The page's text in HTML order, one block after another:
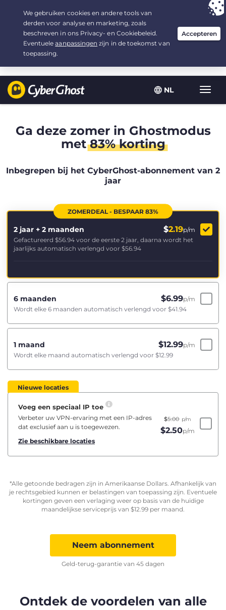
NL
Uw keuze:de beste aanbiedingvoor 2.1666666666667 jaar, voor $
2.19/maand
Ga deze zomer in Ghostmodus
met83% korting
Inbegrepen bij het CyberGhost-abonnement van 2
jaar
ZOMERDEAL - BESPAAR 83%
2 jaar + 2 maanden $2.19p/m
Gefactureerd $56.94 voor de eerste 2 jaar, daarna wordt het
jaarlijks automatisch verlengd voor $56.94
6 maanden $6.99p/m
Wordt elke 6 maanden automatisch verlengd voor $41.94
1 maand $12.99p/m
Wordt elke maand automatisch verlengd voor $12.99
Nieuwe locaties
Voeg een speciaal IP toe
Verbeter uw VPN-ervaring met een IP-adres
dat exclusief aan u is toegewezen.
Zie beschikbare locaties
$5.00 p/m
$2.50p/m
*Alle getoonde bedragen zijn in Amerikaanse Dollars. Afhankelijk van
je rechtsgebied kunnen er belastingen van toepassing zijn. Eventuele
kortingen geven een verlaging weer op basis van de huidige
maandelijkse serviceprijs van $12.99 per maand.
Neem abonnement
Geld-terug-garantie van 45 dagen
Ontdek de voordelen van alle